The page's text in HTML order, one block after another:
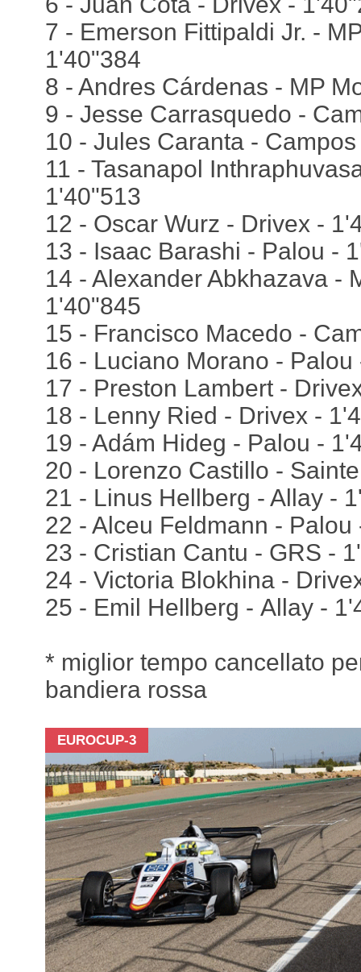
7 - Emerson Fittipaldi Jr. -
1'40"384
8 - Andres Cárdenas - MP
9 - Jesse Carrasquedo -
10 - Jules Caranta -
11 - Tasanapol
1'40"513
12 - Oscar Wurz - Drivex -
13 - Isaac Barashi - Palou -
14 - Alexander Abkhazava -
1'40"845
15 - Francisco Macedo -
16 - Luciano Morano -
17 - Preston Lambert -
18 - Lenny Ried - Drivex -
19 - Adám Hideg - Palou -
20 - Lorenzo Castillo -
21 - Linus Hellberg - Allay -
22 - Alceu Feldmann - Palou
23 - Cristian Cantu - GRS -
24 - Victoria Blokhina -
25 - Emil Hellberg - Allay -
* miglior tempo cancellato
bandiera rossa
EUROCUP-3